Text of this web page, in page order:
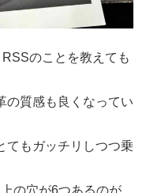
のことを教えても
の質感も良くなってい
てもガッチリしつつ乗
の穴が6つあるのが